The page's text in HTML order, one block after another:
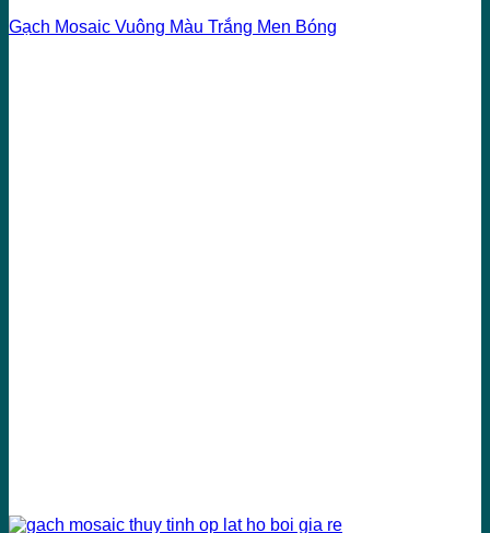
Gạch Mosaic Vuông Màu Trắng Men Bóng